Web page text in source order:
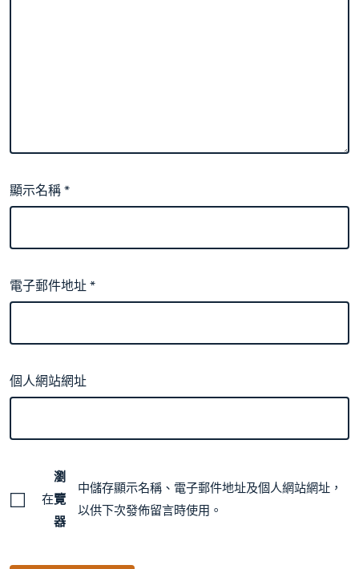
顯示名稱*
電子郵件地址*
個人網站網址
在
瀏
覽
器
中儲存顯示名稱、電子郵件地址及個人網站網址，
以供下次發佈留言時使用。